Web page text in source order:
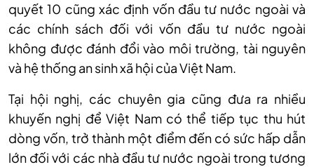
quyết 10 cũng xác định vốn đầu tư nước ngoài và
các chính sách đối với vốn đầu tư nước ngoài
không được đánh đổi vào môi trường, tài nguyên
và hệ thống an sinh xã hội của Việt Nam.
Tại hội nghị, các chuyên gia cũng đưa ra nhiều
khuyến nghị để Việt Nam có thể tiếp tục thu hút
dòng vốn, trở thành một điểm đến có sức hấp dẫn
lớn đối với các nhà đầu tư nước ngoài trong tương